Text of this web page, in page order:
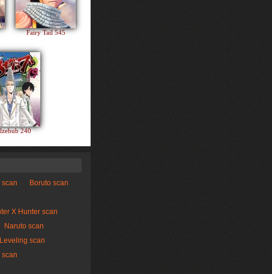
Fairy Tail 545
240
scan
Boruto scan
X Hunter scan
Naruto scan
scan
scan